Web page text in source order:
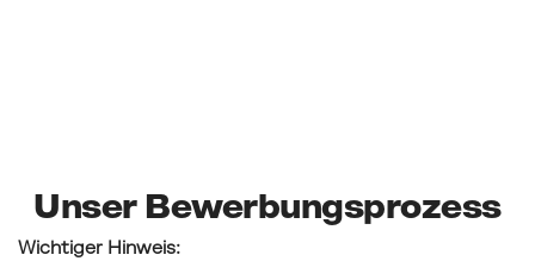
Unser Bewerbungsprozess
Wichtiger Hinweis: